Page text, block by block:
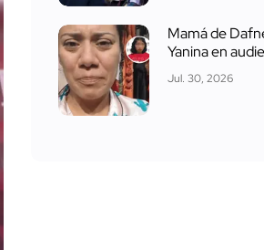
Mamá de
Yanina en
Jul. 30, 2026